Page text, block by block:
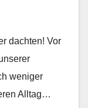
dachten! Vor
weniger
Alltag…